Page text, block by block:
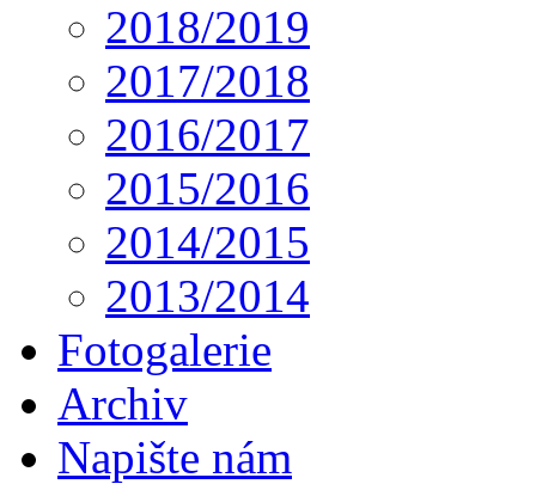
2018/2019
2017/2018
2016/2017
2015/2016
2014/2015
2013/2014
Fotogalerie
Archiv
Napište nám